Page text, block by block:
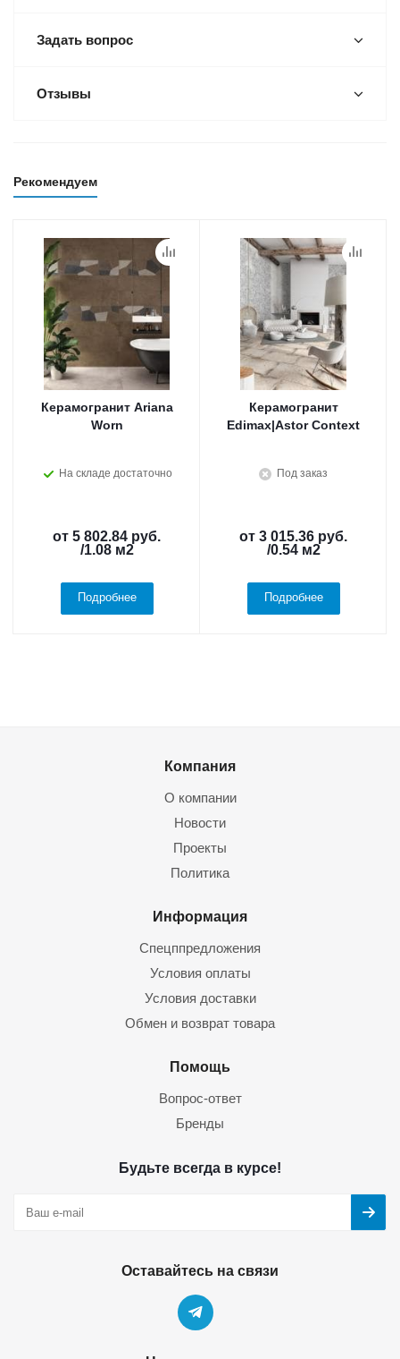
Задать вопрос
Отзывы
Рекомендуем
Керамогранит Ariana
Worn
На складе достаточно
от 5 802.84 руб.
/1.08 м2
Подробнее
Керамогранит
Edimax|Astor Context
Под заказ
от 3 015.36 руб.
/0.54 м2
Подробнее
Компания
О компании
Новости
Проекты
Политика
Информация
Спецппредложения
Условия оплаты
Условия доставки
Обмен и возврат товара
Помощь
Вопрос-ответ
Бренды
Будьте всегда в курсе!
Оставайтесь на связи